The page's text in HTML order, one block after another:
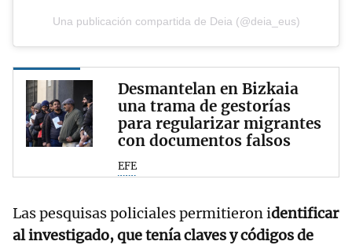
Una publicación compartida de Deia (@deia_eus)
Desmantelan en Bizkaia
una trama de gestorías
para regularizar migrantes
con documentos falsos
EFE
Las pesquisas policiales permitieron identificar
al investigado, que tenía claves y códigos de